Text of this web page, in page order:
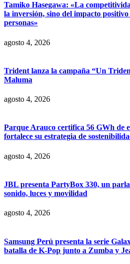
Tamiko Hasegawa: «La
la inversión, sino del impacto
personas»
agosto 4, 2026
Trident lanza la campaña “Un
Maluma
agosto 4, 2026
Parque Arauco certifica 56 GWh de
fortalece su estrategia de
agosto 4, 2026
JBL presenta PartyBox 330, un
sonido, luces y movilidad
agosto 4, 2026
Samsung Perú presenta la serie
batalla de K-Pop junto a Zumba y